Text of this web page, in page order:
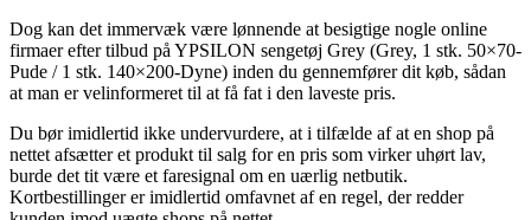
Dog kan det immervæk være lønnende at besigtige nogle online
firmaer efter tilbud på YPSILON sengetøj Grey (Grey, 1 stk. 50×70-
Pude / 1 stk. 140×200-Dyne) inden du gennemfører dit køb, sådan
at man er velinformeret til at få fat i den laveste pris.
Du bør imidlertid ikke undervurdere, at i tilfælde af at en shop på
nettet afsætter et produkt til salg for en pris som virker uhørt lav,
burde det tit være et faresignal om en uærlig netbutik.
Kortbestillinger er imidlertid omfavnet af en regel, der redder